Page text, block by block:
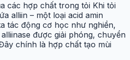
các hợp chất trong tỏi Khi tỏi
alliin – một loại acid amin
tác động cơ học như nghiền,
được giải phóng, chuyển
chính là hợp chất tạo mùi